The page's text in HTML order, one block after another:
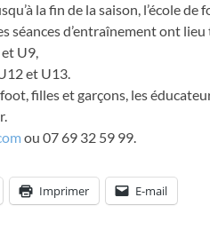
la fin de la saison, l’école
séances d’entraînement ont
U9,
et U13.
filles et garçons, les
ou 07 69 32 59 99.
Imprimer E-mail